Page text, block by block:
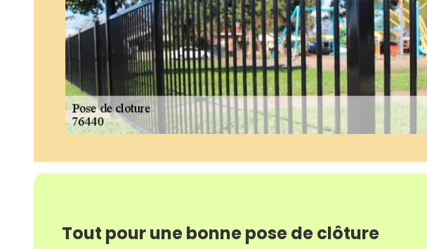
Tout pour une bonne pose de clôture